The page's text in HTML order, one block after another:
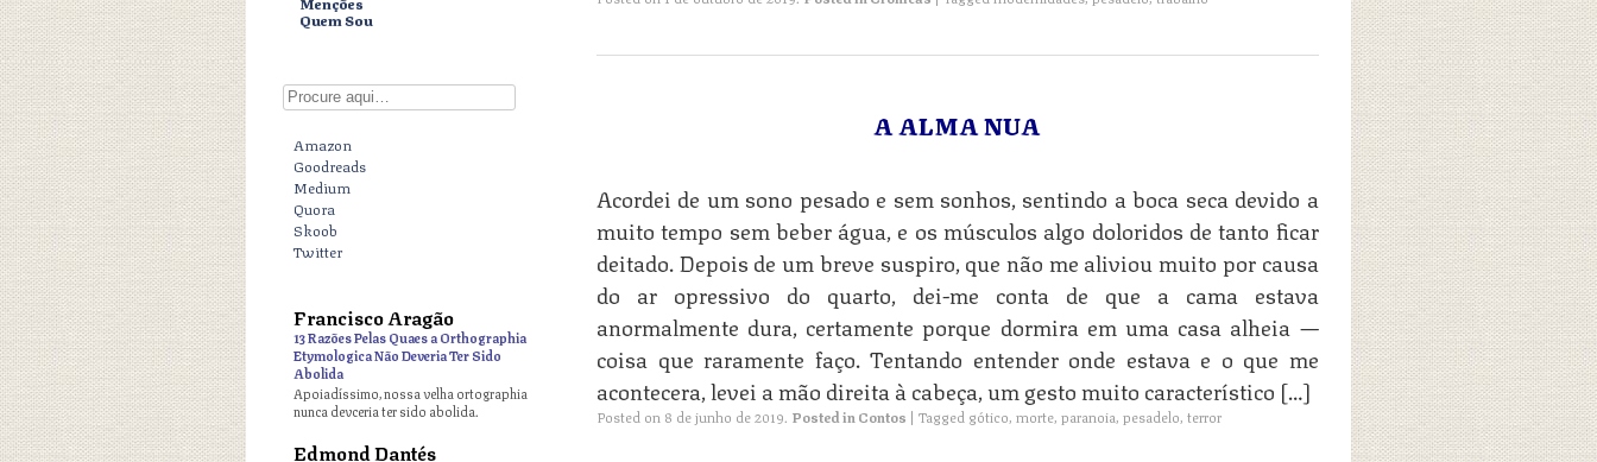
Quem Sou
A ALMA NUA
Acordei de um sono pesado e sem sonhos, sentindo a boca seca devido a
muito tempo sem beber água, e os músculos algo doloridos de tanto ficar
deitado. Depois de um breve suspiro, que não me aliviou muito por causa
do ar opressivo do quarto, dei-me conta de que a cama estava
anormalmente dura, certamente porque dormira em uma casa alheia —
coisa que raramente faço. Tentando entender onde estava e o que me
acontecera, levei a mão direita à cabeça, um gesto muito característico […]
Posted on 8 de junho de 2019. Posted in Contos | Tagged gótico, morte, paranoia, pesadelo, terror
Digite aqui
Amazon
Goodreads
Medium
Quora
Skoob
Twitter
Francisco Aragão
13 Razões Pelas Quaes a Orthographia
Etymologica Não Deveria Ter Sido
Abolida
Apoiadíssimo, nossa velha ortographia
nunca devceria ter sido abolida.
Edmond Dantés